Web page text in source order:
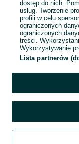
dostęp do nich.
usług. Tworzenie
profili w celu
ograniczonych
ograniczonych
treści.
Wykorzystywanie
Lista partnerów